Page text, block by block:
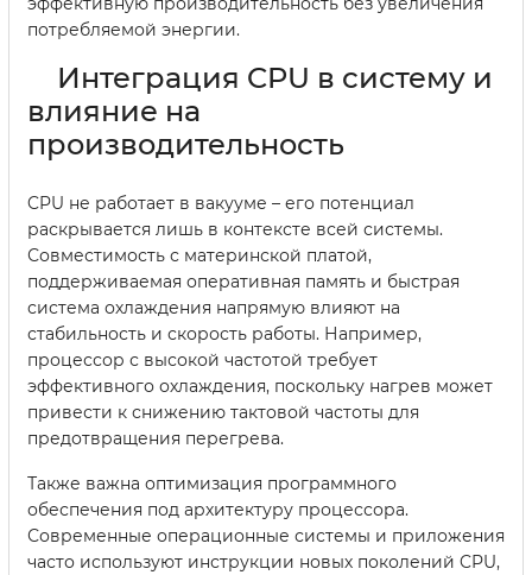
потребляемой энергии.
Интеграция CPU в систему и
влияние на
производительность
CPU не работает в вакууме – его потенциал
раскрывается лишь в контексте всей системы.
Совместимость с материнской платой,
поддерживаемая оперативная память и быстрая
система охлаждения напрямую влияют на
стабильность и скорость работы. Например,
процессор с высокой частотой требует
эффективного охлаждения, поскольку нагрев может
привести к снижению тактовой частоты для
предотвращения перегрева.
Также важна оптимизация программного
обеспечения под архитектуру процессора.
Современные операционные системы и приложения
часто используют инструкции новых поколений CPU,